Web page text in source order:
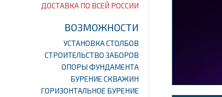
ДОСТАВКА ПО ВСЕЙ РОССИИ
ВОЗМОЖНОСТИ
УСТАНОВКА СТОЛБОВ
СТРОИТЕЛЬСТВО ЗАБОРОВ
ОПОРЫ ФУНДАМЕНТА
БУРЕНИЕ СКВАЖИН
ГОРИЗОНТАЛЬНОЕ БУРЕНИЕ